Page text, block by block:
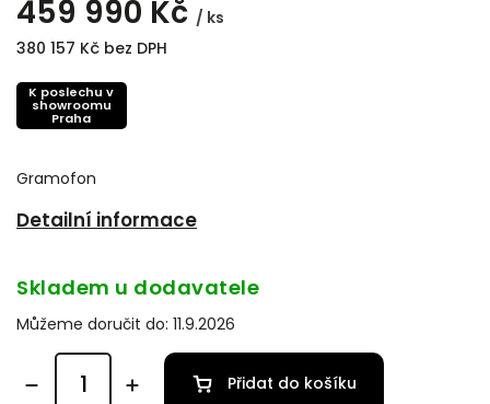
459 990 Kč / ks
380 157 Kč bez DPH
Gramofon
Detailní informace
K poslechu v
showroomu
Praha
Skladem u dodavatele
Můžeme doručit do: 11.9.2026
Přidat do košíku